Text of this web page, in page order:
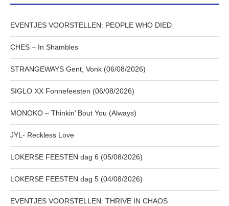
EVENTJES VOORSTELLEN: PEOPLE WHO DIED
CHES – In Shambles
STRANGEWAYS Gent, Vonk (06/08/2026)
SIGLO XX Fonnefeesten (06/08/2026)
MONOKO – Thinkin’ Bout You (Always)
JYL- Reckless Love
LOKERSE FEESTEN dag 6 (05/08/2026)
LOKERSE FEESTEN dag 5 (04/08/2026)
EVENTJES VOORSTELLEN: THRIVE IN CHAOS